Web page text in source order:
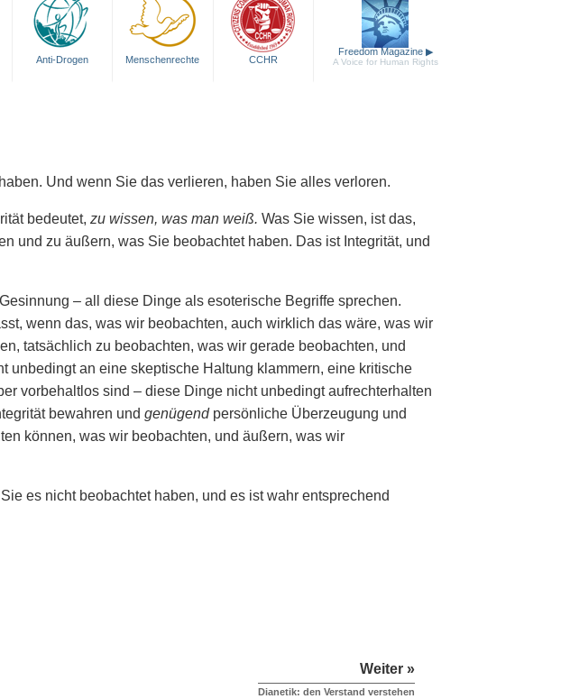
Anti-Drogen Menschenrechte CCHR
Freedom Magazine ▶
A Voice for Human Rights
Und wenn Sie das verlieren, haben Sie alles verloren.
bedeutet, zu wissen, was man weiß. Was Sie wissen, ist das,
und zu äußern, was Sie beobachtet haben. Das ist Integrität, und
– all diese Dinge als esoterische Begriffe sprechen.
wenn das, was wir beobachten, auch wirklich das wäre, was wir
tatsächlich zu beobachten, was wir gerade beobachten, und
unbedingt an eine skeptische Haltung klammern, eine kritische
vorbehaltlos sind – diese Dinge nicht unbedingt aufrechterhalten
bewahren und genügendpersönliche Überzeugung und
können, was wir beobachten, und äußern, was wir
es nicht beobachtet haben, und es ist wahr entsprechend
Weiter »
Dianetik: den Verstand verstehen